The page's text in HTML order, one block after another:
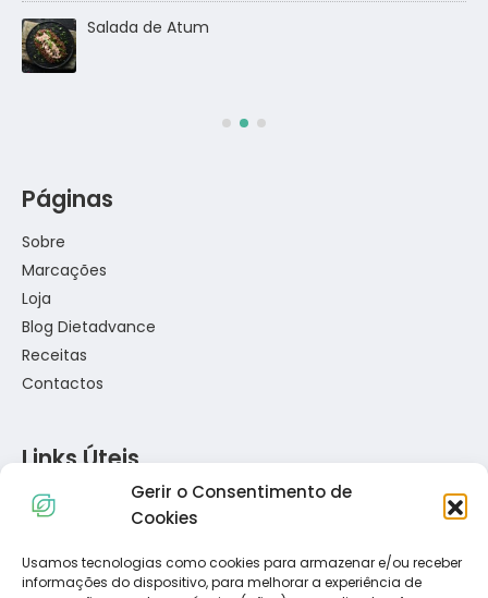
Gerir o Consentimento de
Cookies
Usamos tecnologias como cookies para armazenar e/ou receber
informações do dispositivo, para melhorar a experiência de
Salada de Atum
Páginas
Sobre
Marcações
Loja
Blog Dietadvance
Receitas
Contactos
Links Úteis
Política de Privacidade
Política de Cookies
Termos e Condições
Resolução de Conflitos de Consumo